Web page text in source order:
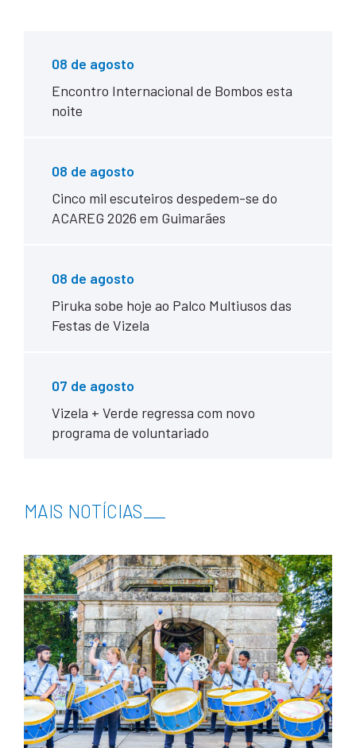
08 de agosto
Encontro Internacional de Bombos esta
noite
08 de agosto
Cinco mil escuteiros despedem-se do
ACAREG 2026 em Guimarães
08 de agosto
Piruka sobe hoje ao Palco Multiusos das
Festas de Vizela
07 de agosto
Vizela + Verde regressa com novo
programa de voluntariado
MAIS NOTÍCIAS